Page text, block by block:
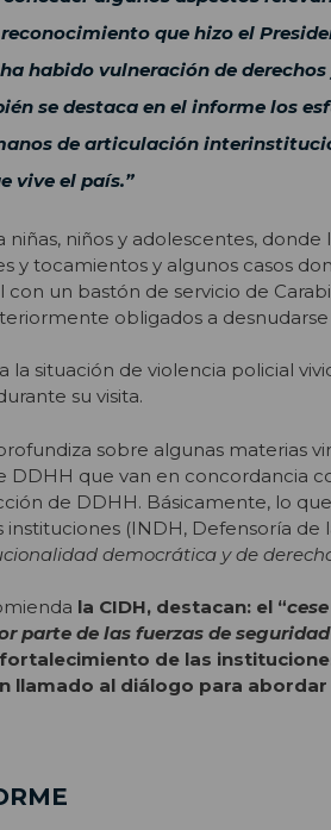
que hizo el
habido vulneración de derechos
se destaca en el informe los
de articulación
vive el país.”
niñas, niños y adolescentes, donde
y tocamientos y algunos casos
un bastón de servicio de
obligados a
la situación de violencia policial
su visita.
sobre algunas materias
DDHH que van en concordancia
de DDHH. Básicamente, lo
(INDH, Defensoría de
democrática y de
la CIDH, destacan: el “
parte de las fuerzas de
de las
llamado al diálogo para abordar